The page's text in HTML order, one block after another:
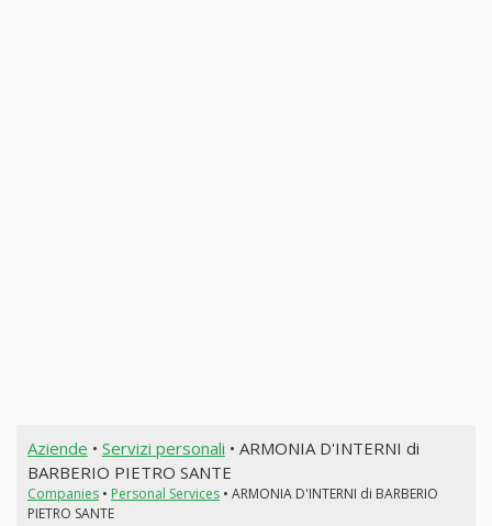
Aziende • Servizi personali • ARMONIA D'INTERNI di
BARBERIO PIETRO SANTE
Companies• Personal Services• ARMONIA D'INTERNI di BARBERIO
PIETRO SANTE